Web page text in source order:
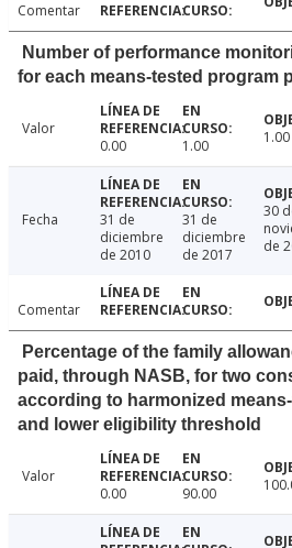
Comentar
Number of performance
for each means-tested program
Valor
0.00
1.00 1.00
Fecha
31 de
diciembre
de 2010
31 de
diciembre
de 2017
30
de
Comentar
Percentage of the family
paid, through NASB, for two
according to harmonized
and lower eligibility threshold
Valor
0.00
90.00